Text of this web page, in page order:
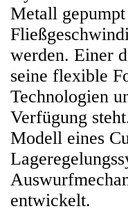
Metall
werden. Einer
seine flexible
Technologien
Verfügung
Modell eines
entwickelt.